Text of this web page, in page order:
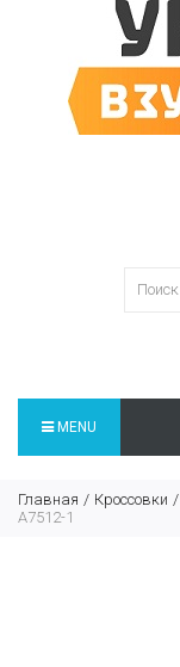
MENU
Главная Кроссовки
A7512-1